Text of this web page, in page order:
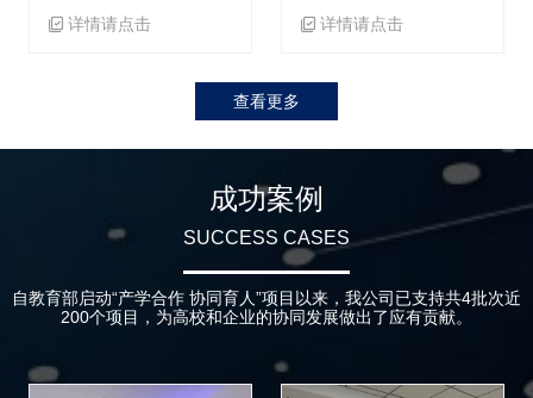
详情请点击 详情请点击
查看更多
成功案例
SUCCESS CASES
自教育部启动“产学合作 协同育人”项目以来，我公司已支持共4批次近
200个项目，为高校和企业的协同发展做出了应有贡献。